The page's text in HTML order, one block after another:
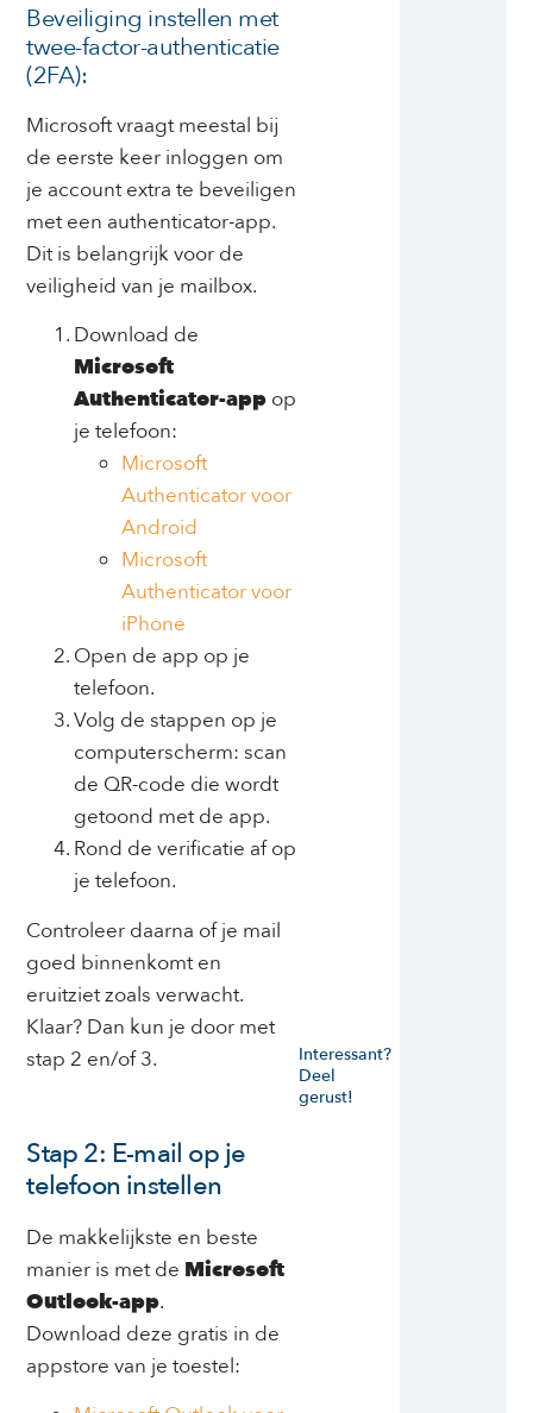
Beveiliging instellen met
twee-factor-authenticatie
(2FA):
Microsoft vraagt meestal bij
de eerste keer inloggen om
je account extra te beveiligen
met een authenticator-app.
Dit is belangrijk voor de
veiligheid van je mailbox.
Download de
Microsoft
Authenticator-app op
je telefoon:
Microsoft
Authenticator voor
Android
Microsoft
Authenticator voor
iPhone
Open de app op je
telefoon.
Volg de stappen op je
computerscherm: scan
de QR-code die wordt
getoond met de app.
Rond de verificatie af op
je telefoon.
Controleer daarna of je mail
goed binnenkomt en
eruitziet zoals verwacht.
Klaar? Dan kun je door met
stap 2 en/of 3.
Stap 2: E-mail op je
telefoon instellen
De makkelijkste en beste
manier is met de Microsoft
Outlook-app.
Download deze gratis in de
appstore van je toestel:
Interessant?
Deel
gerust!